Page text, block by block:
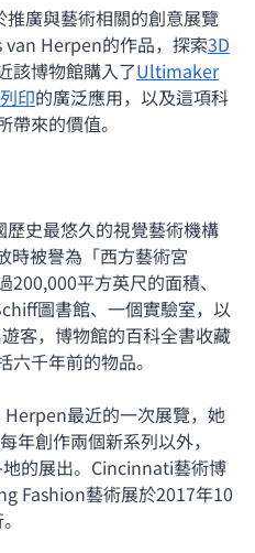
廣與藝術相關的創意展覽
Herpen的作品，探索3D
該博物館購入了Ultimaker
印的廣泛應用，以及這項科
來的價值。
史最悠久的視覺藝術機構
時被譽為「西方藝術宮
平方英尺的面積、
圖書館、一個實驗室，以
客，博物館的百科全書收藏
千年前的物品。
最近的一次展覽，她
年創作兩個新系列以外，
的展出。Cincinnati藝術博
Fashion藝術展於2017年10